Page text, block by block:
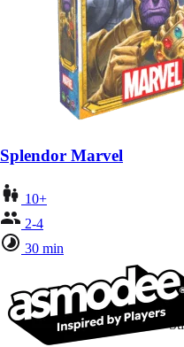
Splendor Marvel
10+
2-4
30 min